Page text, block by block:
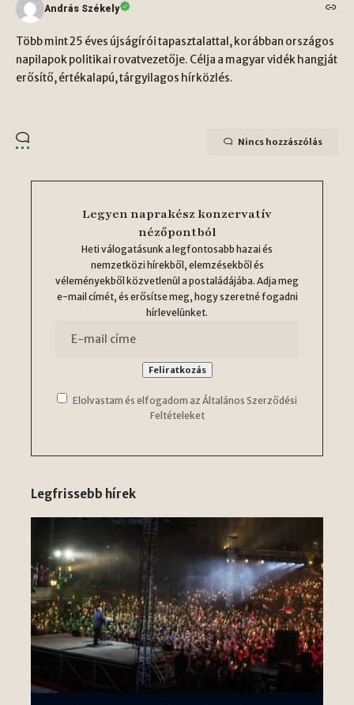
András Székely
Több mint 25 éves újságírói tapasztalattal, korábban országos
napilapok politikai rovatvezetője. Célja a magyar vidék hangját
erősítő, értékalapú, tárgyilagos hírközlés.
Nincs hozzászólás
Legyen naprakész konzervatív
nézőpontból
Heti válogatásunk a legfontosabb hazai és
nemzetközi hírekből, elemzésekből és
véleményekből közvetlenül a postaládájába. Adja meg
e-mail címét, és erősítse meg, hogy szeretné fogadni
hírlevelünket.
Elolvastam és elfogadom az Általános Szerződési
Feltételeket
Legfrissebb hírek